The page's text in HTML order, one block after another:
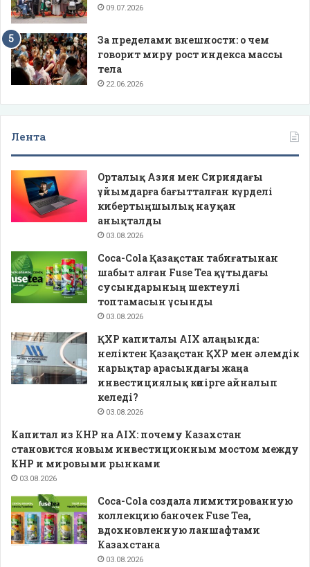
09.07.2026
За пределами внешности: о чем
говорит миру рост индекса массы
тела
22.06.2026
Лента
Орталық Азия мен Сириядағы
ұйымдарға бағытталған күрделі
кибертыңшылық науқан
анықталды
03.08.2026
Coca-Cola Қазақстан табиғатынан
шабыт алған Fuse Tea құтыдағы
сусындарының шектеулі
топтамасын ұсынды
03.08.2026
ҚХР капиталы AIX алаңында:
неліктен Қазақстан ҚХР мен әлемдік
нарықтар арасындағы жаңа
инвестициялық көпірге айналып
келеді?
03.08.2026
Капитал из КНР на AIX: почему Казахстан
становится новым инвестиционным мостом между
КНР и мировыми рынками
03.08.2026
Coca-Cola создала лимитированную
коллекцию баночек Fuse Tea,
вдохновленную ланшафтами
Казахстана
03.08.2026